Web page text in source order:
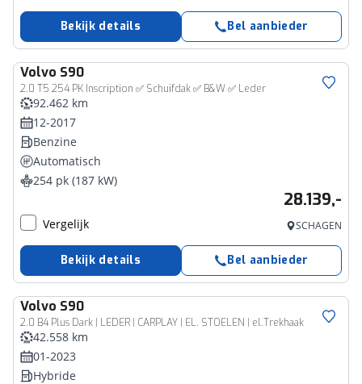
Bekijk details Bel aanbieder
Volvo S90
2.0 T5 254 PK Inscription ✅ Schuifdak ✅ B&W ✅ Leder
92.462 km
12-2017
Benzine
Automatisch
254 pk (187 kW)
28.139,-
Vergelijk SCHAGEN
Bekijk details Bel aanbieder
Volvo S90
2.0 B4 Plus Dark | LEDER | CARPLAY | EL. STOELEN | el.Trekhaak
42.558 km
01-2023
Hybride